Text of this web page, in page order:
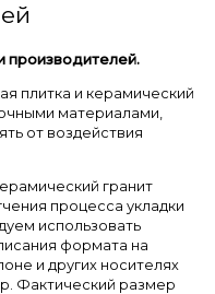
производителей.
плитка и керамический
материалами,
от воздействия
гранит
процесса укладки
использовать
формата на
и других носителях
Фактический размер